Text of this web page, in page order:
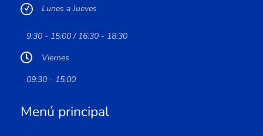
Lunes a Jueves
9:30 - 15:00 / 16:30 - 18:30
Viernes
09:30 - 15:00
Menú principal